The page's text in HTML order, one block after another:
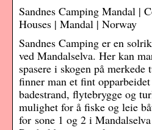
Sandnes Camping Mandal |
Houses | Mandal | Norway
Sandnes Camping er en
ved Mandalselva. Her kan
spasere i skogen på merkede
finner man et fint
badestrand, flytebrygge og
mulighet for å fiske og leie
for sone 1 og 2 i